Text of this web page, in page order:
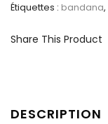
Étiquettes : bandana,
Share This Product
DESCRIPTION